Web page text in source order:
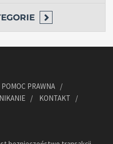
POMOC PRAWNA
KONTAKT